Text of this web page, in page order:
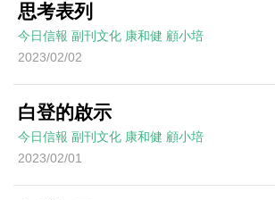
思考表列
今日信報 副刊文化 康和健 顧小培
2023/02/02
白登的啟示
今日信報 副刊文化 康和健 顧小培
2023/02/01